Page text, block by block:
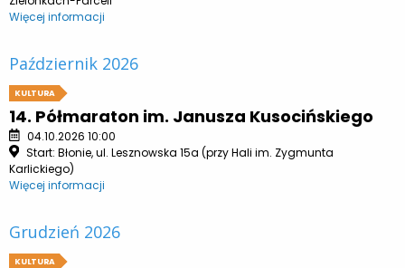
Więcej informacji
Październik 2026
KULTURA
14. Półmaraton im. Janusza Kusocińskiego
04.10.2026 10:00
Start: Błonie, ul. Lesznowska 15a (przy Hali im. Zygmunta
Karlickiego)
Więcej informacji
Grudzień 2026
KULTURA